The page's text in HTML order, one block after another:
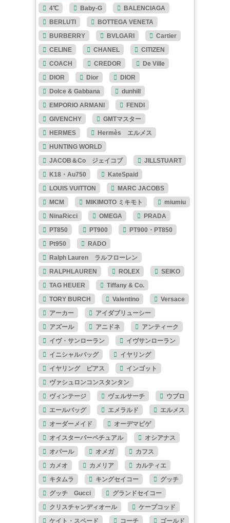
4℃
Baby-G
BALENCIAGA
BERLUTI
BOTTEGA VENETA
BURBERRY
BVLGARI
Cartier
CELINE
CHANEL
CITIZEN
COACH
CREDOR
De Ville
DIOR
Dior
DIOR
Dolce & Gabbana
dunhill
EMPORIO ARMANI
FENDI
GIVENCHY
GMTマスター
HERMES
Hermès エルメス
HUNTING WORLD
JACOB＆Co ジェイコブ
JILLSTUART
K18・Au750
KateSpaid
LOUIS VUITTON
MARC JACOBS
MCM
MIKIMOTO ミキモト
miumiu
NinaRicci
OMEGA
PRADA
PT850
PT900
PT900・PT850
Pt950
RADO
Ralph Lauren ラルフローレン
RALPHLAUREN
ROLEX
SEIKO
TAG HEUER
Tiffany & Co.
TORY BURCH
Valentino
Versace
アーカー
アイダブリューシー
アズール
アニドネ
アンティーク
イヴ・サンローラン
イヴサンローラン
イニシャルバッグ
イヤリング
イヤリング ピアス
インゴット
ヴァシュロンコンスタンタン
ヴィンテージ
ヴェルサーチ
ウブロ
エールバッグ
エメラルド
エルメス
オーダーメイド
オーデマピゲ
オイスターパーペチュアル
オシアナス
オパール
オメガ
カフス
カメオ
カメリア
カルティエ
キタムラ
キングセイコー
グッチ
グッチ Gucci
グランドセイコー
クリスチャンディオール
ケープコッド
ケイト・スペード
コーチ
ゴールド